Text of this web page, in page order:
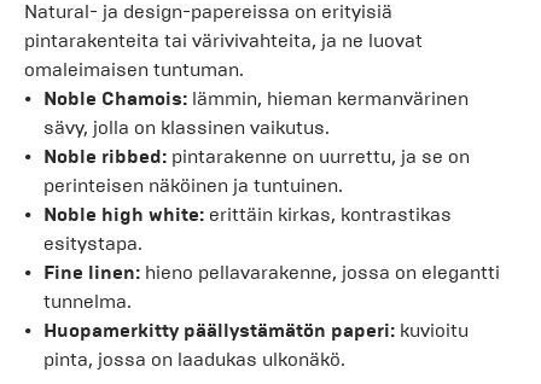
Natural- ja design-papereissa on erityisiä
pintarakenteita tai värivivahteita, ja ne luovat
omaleimaisen tuntuman.
Noble Chamois: lämmin, hieman kermanvärinen
sävy, jolla on klassinen vaikutus.
Noble ribbed: pintarakenne on uurrettu, ja se on
perinteisen näköinen ja tuntuinen.
Noble high white: erittäin kirkas, kontrastikas
esitystapa.
Fine linen: hieno pellavarakenne, jossa on elegantti
tunnelma.
Huopamerkitty päällystämätön paperi: kuvioitu
pinta, jossa on laadukas ulkonäkö.